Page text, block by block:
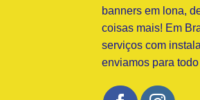
banners em lona,
coisas mais! Em
serviços com
enviamos para